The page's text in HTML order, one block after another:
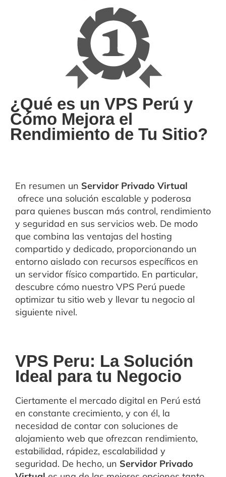
¿Qué es un VPS Perú y
Cómo Mejora el
Rendimiento de Tu Sitio?
En resumen un Servidor Privado Virtual
ofrece una solución escalable y poderosa
para quienes buscan más control, rendimiento
y seguridad en sus servicios web. De modo
que combina las ventajas del hosting
compartido y dedicado, proporcionando un
entorno aislado con recursos específicos en
un servidor físico compartido. En particular,
descubre cómo nuestro VPS Perú puede
optimizar tu sitio web y llevar tu negocio al
siguiente nivel.
VPS Peru: La Solución
Ideal para tu Negocio
Ciertamente el mercado digital en Perú está
en constante crecimiento, y con él, la
necesidad de contar con soluciones de
alojamiento web que ofrezcan rendimiento,
estabilidad, rápidez, escalabilidad y
seguridad. De hecho, un Servidor Privado